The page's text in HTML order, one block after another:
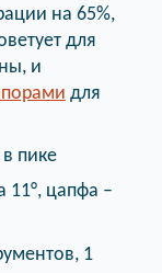
на 65%,
для
и
для
пике
11°, цапфа –
1